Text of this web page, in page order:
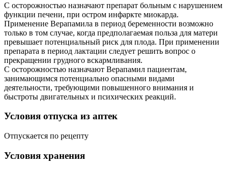
С осторожностью назначают препарат больным с нарушением
функции печени, при остром инфаркте миокарда.
Применение Верапамила в период беременности возможно
только в том случае, когда предполагаемая польза для матери
превышает потенциальный риск для плода. При применении
препарата в период лактации следует решить вопрос о
прекращении грудного вскармливания.
С осторожностью назначают Верапамил пациентам,
занимающимся потенциально опасными видами
деятельности, требующими повышенного внимания и
быстроты двигательных и психических реакций.
Условия отпуска из аптек
Отпускается по рецепту
Условия хранения